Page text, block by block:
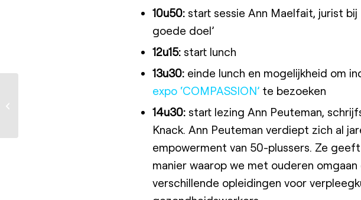
10u50:start sessie Ann Maelfait, jurist bij
goede doel’
12u15:start lunch
13u30:einde lunch en mogelijkheid om
expo ‘COMPASSION’te bezoeken
14u30:start lezing Ann Peuteman,
Knack. Ann Peuteman verdiept zich al
empowerment van 50-plussers. Ze
manier waarop we met ouderen
verschillende opleidingen voor